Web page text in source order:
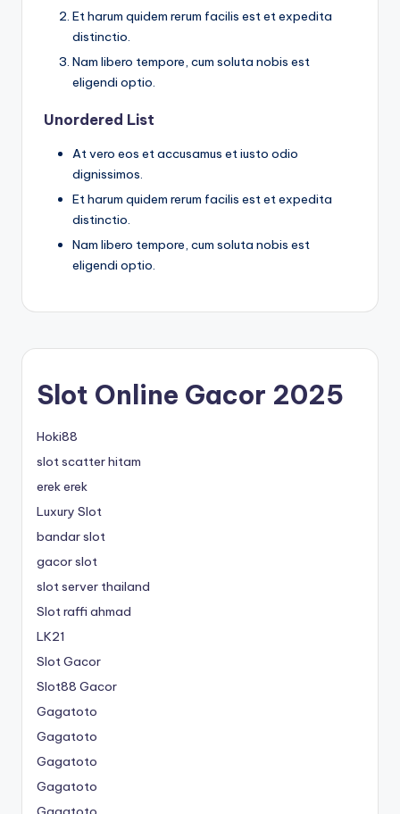
Et harum quidem rerum facilis est et expedita
distinctio.
Nam libero tempore, cum soluta nobis est
eligendi optio.
Unordered List
At vero eos et accusamus et iusto odio
dignissimos.
Et harum quidem rerum facilis est et expedita
distinctio.
Nam libero tempore, cum soluta nobis est
eligendi optio.
Slot Online Gacor 2025
Hoki88
slot scatter hitam
erek erek
Luxury Slot
bandar slot
gacor slot
slot server thailand
Slot raffi ahmad
LK21
Slot Gacor
Slot88 Gacor
Gagatoto
Gagatoto
Gagatoto
Gagatoto